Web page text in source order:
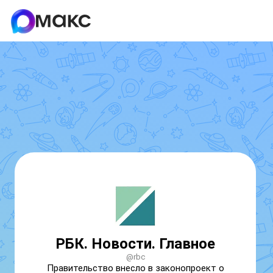
РБК. Новости. Главное
@rbc
Правительство внесло в законопроект о